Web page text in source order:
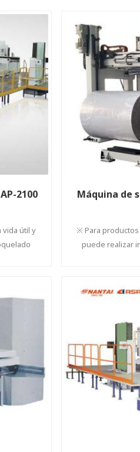
2100
vida útil y
Máquina de
※ Para
puede realizar
equipadas
recepción de